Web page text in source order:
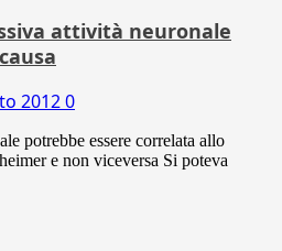
attività neuronale
20120
potrebbe essere correlata allo
e non viceversa Si poteva